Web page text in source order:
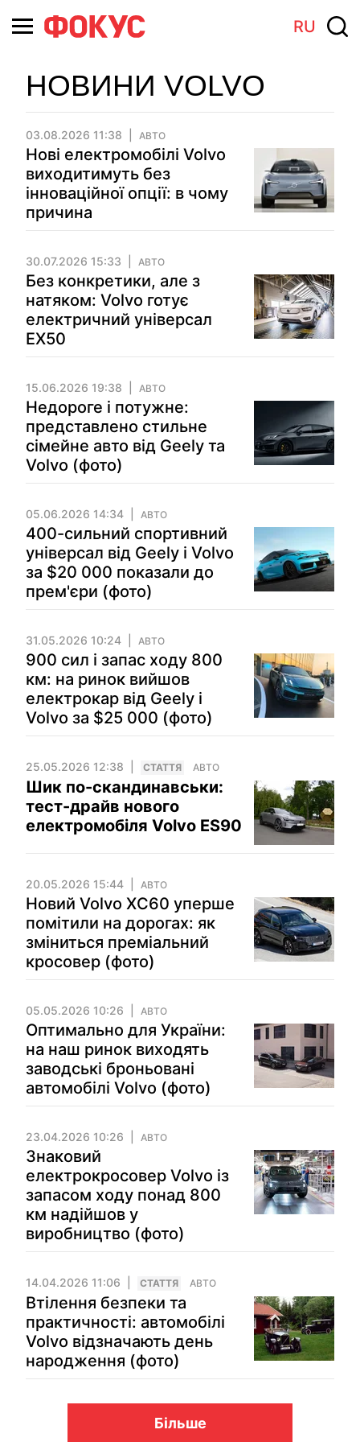
RU
НОВИНИ VOLVO
03.08.2026 11:38 АВТО
Нові електромобілі Volvo
виходитимуть без
інноваційної опції: в чому
причина
30.07.2026 15:33 АВТО
Без конкретики, але з
натяком: Volvo готує
електричний універсал
EX50
15.06.2026 19:38 АВТО
Недороге і потужне:
представлено стильне
сімейне авто від Geely та
Volvo (фото)
05.06.2026 14:34 АВТО
400-сильний спортивний
універсал від Geely і Volvo
за $20 000 показали до
прем'єри (фото)
31.05.2026 10:24 АВТО
900 сил і запас ходу 800
км: на ринок вийшов
електрокар від Geely і
Volvo за $25 000 (фото)
25.05.2026 12:38 СТАТТЯ АВТО
Шик по-скандинавськи:
тест-драйв нового
електромобіля Volvo ES90
20.05.2026 15:44 АВТО
Новий Volvo XC60 уперше
помітили на дорогах: як
зміниться преміальний
кросовер (фото)
05.05.2026 10:26 АВТО
Оптимально для України:
на наш ринок виходять
заводські броньовані
автомобілі Volvo (фото)
23.04.2026 10:26 АВТО
Знаковий
електрокросовер Volvo із
запасом ходу понад 800
км надійшов у
виробництво (фото)
14.04.2026 11:06 СТАТТЯ АВТО
Втілення безпеки та
практичності: автомобілі
Volvo відзначають день
народження (фото)
Більше